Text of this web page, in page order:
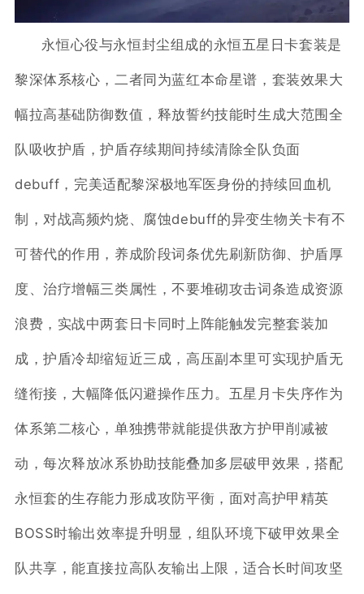
永恒心役与永恒封尘组成的永恒五星日卡套装是
黎深体系核心，二者同为蓝红本命星谱，套装效果大
幅拉高基础防御数值，释放誓约技能时生成大范围全
队吸收护盾，护盾存续期间持续清除全队负面
debuff，完美适配黎深极地军医身份的持续回血机
制，对战高频灼烧、腐蚀debuff的异变生物关卡有不
可替代的作用，养成阶段词条优先刷新防御、护盾厚
度、治疗增幅三类属性，不要堆砌攻击词条造成资源
浪费，实战中两套日卡同时上阵能触发完整套装加
成，护盾冷却缩短近三成，高压副本里可实现护盾无
缝衔接，大幅降低闪避操作压力。五星月卡失序作为
体系第二核心，单独携带就能提供敌方护甲削减被
动，每次释放冰系协助技能叠加多层破甲效果，搭配
永恒套的生存能力形成攻防平衡，面对高护甲精英
BOSS时输出效率提升明显，组队环境下破甲效果全
队共享，能直接拉高队友输出上限，适合长时间攻坚